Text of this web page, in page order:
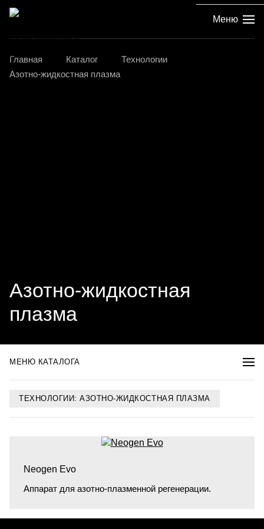
Меню
Главная Каталог
Технологии
Азотно-жидкостная плазма
Азотно-жидкостная
плазма
МЕНЮ КАТАЛОГА
ТЕХНОЛОГИИ: АЗОТНО-ЖИДКОСТНАЯ ПЛАЗМА
Neogen Evo
Аппарат для азотно-плазменной регенерации.